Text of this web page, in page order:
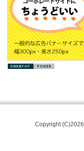
Copyright (C)2026